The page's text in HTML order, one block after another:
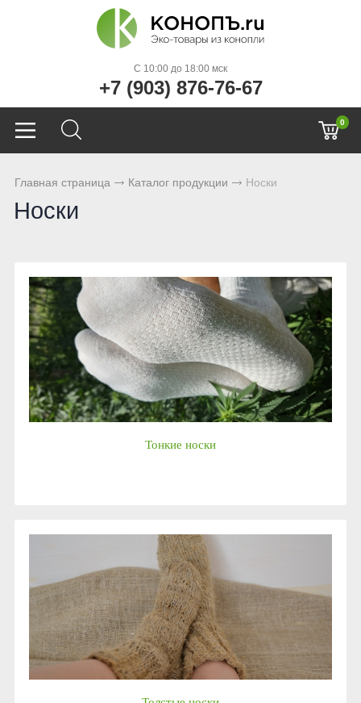
C 10:00 до 18:00 мск
+7 (903) 876-76-67
0
Главная страница Каталог продукции Носки
Носки
Тонкие носки